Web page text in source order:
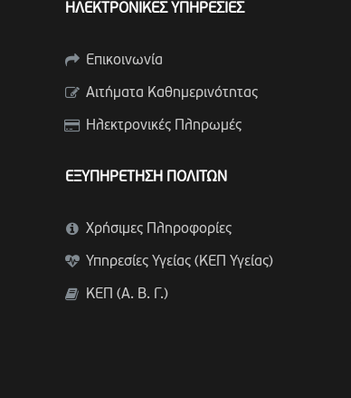
ΗΛΕΚΤΡΟΝΙΚΕΣ ΥΠΗΡΕΣΙΕΣ
Επικοινωνία
Αιτήματα Καθημερινότητας
Ηλεκτρονικές Πληρωμές
ΕΞΥΠΗΡΕΤΗΣΗ ΠΟΛΙΤΩΝ
Χρήσιμες Πληροφορίες
Υπηρεσίες Υγείας (ΚΕΠ Υγείας)
ΚΕΠ (Α. Β. Γ.)